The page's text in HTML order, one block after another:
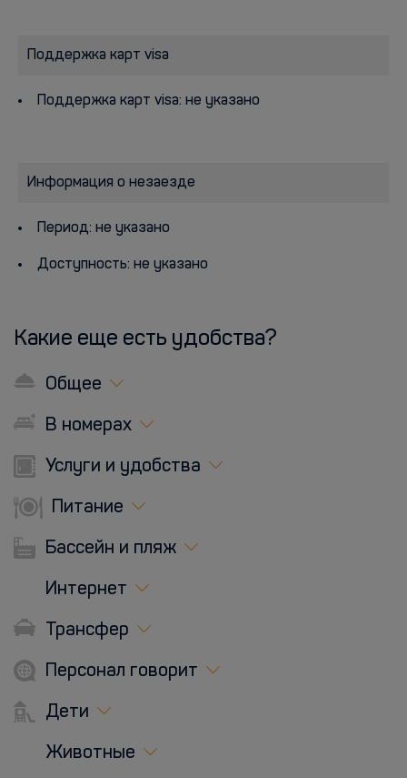
Поддержка карт visa
Поддержка карт visa: не указано
Информация о незаезде
Период: не указано
Доступность: не указано
Какие еще есть удобства?
Общее
В номерах
Услуги и удобства
Питание
Бассейн и пляж
Интернет
Трансфер
Персонал говорит
Дети
Животные